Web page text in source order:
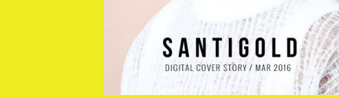
SANTIGOLD, yes she